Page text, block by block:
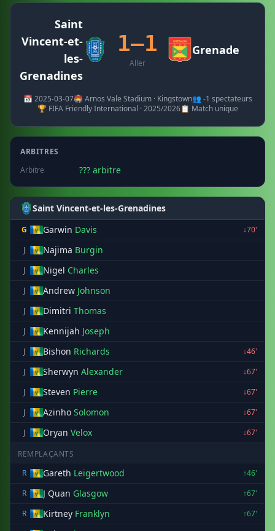
Saint
Vincent-et-
les-
Grenadines
1–1
Aller
Grenade
📅 2025-03-07🏟️ Arnos Vale Stadium · Kingstown👥 -1 spectateurs
🏆 FIFA Friendly International · 2025/2026📋 Match unique
ARBITRES
Arbitre
??? arbitre
Saint Vincent-et-les-Grenadines
G Garwin Davis
↓70'
J
Najima Burgin
J Nigel Charles
J Andrew Johnson
J Dimitri Thomas
J Kennijah Joseph
J Bishon Richards
↓46'
J
Sherwyn Alexander
↓67'
J
Steven Pierre
↓67'
J
Azinho Solomon
↓67'
J
Oryan Velox ↓67'
REMPLAÇANTS
R
Gareth Leigertwood
↑46'
R
J Quan Glasgow
↑67'
R
Kirtney Franklyn
↑67'